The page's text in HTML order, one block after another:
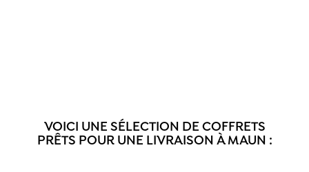
VOICI UNE SÉLECTION DE COFFRETS
PRÊTS POUR UNE LIVRAISON À MAUN :